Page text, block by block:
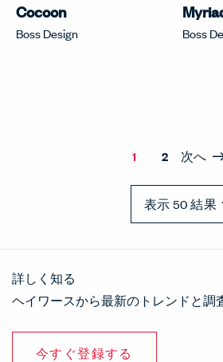
Cocoon
Boss Design Boss
1 2 次へ
詳しく知る
ヘイワースから最新のトレンドと調
今すぐ登録する